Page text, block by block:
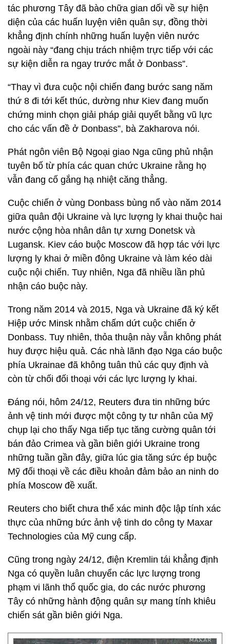
tác phương Tây đã bào chữa gian dối về sự hiện
diện của các huấn luyện viên quân sự, đồng thời
khẳng định chính những huấn luyện viên nước
ngoài này “đang chịu trách nhiệm trực tiếp với các
sự kiện diễn ra ngay trước mắt ở Donbass”.
“Thay vì đưa cuộc nội chiến đang bước sang năm
thứ 8 đi tới kết thúc, dường như Kiev đang muốn
chứng minh chọn giải pháp giải quyết bằng vũ lực
cho các vấn đề ở Donbass”, bà Zakharova nói.
Phát ngôn viên Bộ Ngoại giao Nga cũng phủ nhận
tuyên bố từ phía các quan chức Ukraine rằng họ
vẫn đang cố gắng hạ nhiệt căng thẳng.
Cuộc chiến ở vùng Donbass bùng nổ vào năm 2014
giữa quân đội Ukraine và lực lượng ly khai thuộc hai
nước cộng hòa nhân dân tự xưng Donetsk và
Lugansk. Kiev cáo buộc Moscow đã hợp tác với lực
lượng ly khai ở miền đông Ukraine và làm kéo dài
cuộc nội chiến. Tuy nhiên, Nga đã nhiều lần phủ
nhận cáo buộc này.
Trong năm 2014 và 2015, Nga và Ukraine đã ký kết
Hiệp ước Minsk nhằm chấm dứt cuộc chiến ở
Donbass. Tuy nhiên, thỏa thuận này vẫn không phát
huy được hiệu quả. Các nhà lãnh đạo Nga cáo buộc
phía Ukrainae đã không tuân thủ các quy định và
còn từ chối đối thoại với các lực lượng ly khai.
Đáng nói, hôm 24/12, Reuters đưa tin những bức
ảnh vệ tinh mới được một công ty tư nhân của Mỹ
chụp lại cho thấy Nga tiếp tục tăng cường quân tới
bán đảo Crimea và gần biên giới Ukraine trong
những tuần gần đây, giữa lúc gia tăng sức ép buộc
Mỹ đối thoại về các điều khoản đảm bảo an ninh do
phía Moscow đề xuất.
Reuters cho biết chưa thể xác minh độc lập tính xác
thực của những bức ảnh vệ tinh do công ty Maxar
Technologies của Mỹ cung cấp.
Cũng trong ngày 24/12, điện Kremlin tái khẳng định
Nga có quyền luân chuyển các lực lượng trong
phạm vi lãnh thổ quốc gia, do các nước phương
Tây có những hành động quân sự mang tính khiêu
chiến sát gần biên giới Nga.